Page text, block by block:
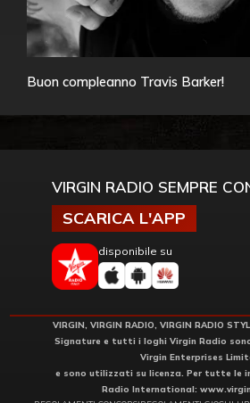
Buon compleanno Travis Barker!
VIRGIN RADIO SEMPRE
SCARICA L'APP
disponibile su
VIRGIN, VIRGIN RADIO, VIRGIN RADIO
Signature e tutti i loghi Virgin Radio
Virgin Enterprises
e sono utilizzati su licenza. Per tutte le
Radio International: